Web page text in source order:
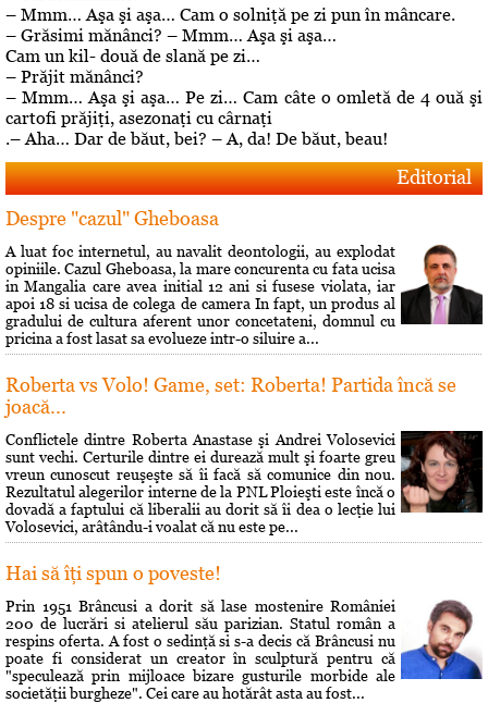
– Mmm… Aşa şi aşa… Cam o solniţă pe zi pun în mâncare.
– Grăsimi mănânci? – Mmm… Aşa şi aşa…
Cam un kil- două de slană pe zi…
– Prăjit mănânci?
– Mmm… Aşa şi aşa… Pe zi… Cam câte o omletă de 4 ouă şi
cartofi prăjiţi, asezonaţi cu cârnaţi
.– Aha… Dar de băut, bei? – A, da! De băut, beau!
Editorial
Despre "cazul" Gheboasa
A luat foc internetul, au navalit deontologii, au explodat
opiniile. Cazul Gheboasa, la mare concurenta cu fata ucisa
in Mangalia care avea initial 12 ani si fusese violata, iar
apoi 18 si ucisa de colega de camera In fapt, un produs al
gradului de cultura aferent unor concetateni, domnul cu
pricina a fost lasat sa evolueze intr-o siluire a...
Roberta vs Volo! Game, set: Roberta! Partida încă se
joacă...
Conflictele dintre Roberta Anastase şi Andrei Volosevici
sunt vechi. Certurile dintre ei durează mult şi foarte greu
vreun cunoscut reuşeşte să îi facă să comunice din nou.
Rezultatul alegerilor interne de la PNL Ploieşti este încă o
dovadă a faptului că liberalii au dorit să îi dea o lecţie lui
Volosevici, arâtându-i voalat că nu este pe...
Hai să îţi spun o poveste!
Prin 1951 Brâncusi a dorit să lase mostenire României
200 de lucrări si atelierul său parizian. Statul român a
respins oferta. A fost o sedinţă si s-a decis că Brâncusi nu
poate fi considerat un creator în sculptură pentru că
"speculează prin mijloace bizare gusturile morbide ale
societăţii burgheze". Cei care au hotărât asta au fost...